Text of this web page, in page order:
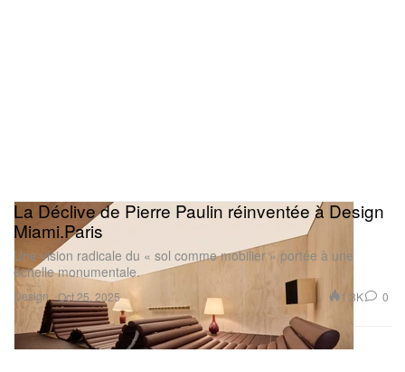
Design
La Déclive de Pierre Paulin réinventée à Design
Miami.Paris
Une vision radicale du « sol comme mobilier » portée à une
échelle monumentale.
Oct 25, 2025 1.3K 0